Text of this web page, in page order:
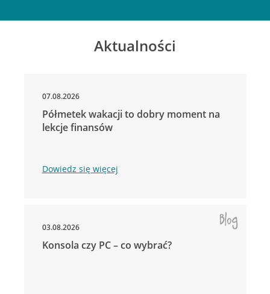
Aktualności
07.08.2026
Półmetek wakacji to dobry moment na
lekcje finansów
Dowiedz się więcej
03.08.2026
Konsola czy PC – co wybrać?